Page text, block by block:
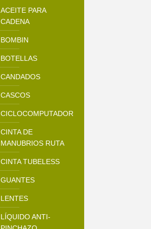
ACEITE PARA
CADENA
BOMBIN
BOTELLAS
CANDADOS
CASCOS
CICLOCOMPUTADOR
CINTA DE
MANUBRIOS RUTA
CINTA TUBELESS
GUANTES
LENTES
LÍQUIDO ANTI-